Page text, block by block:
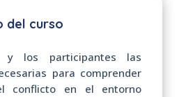
del curso
los participantes las
para comprender
conflicto en el entorno